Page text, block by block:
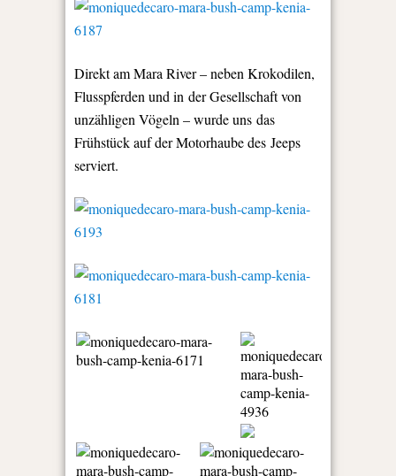
Direkt am Mara River – neben Krokodilen,
Flusspferden und in der Gesellschaft von
unzähligen Vögeln – wurde uns das
Frühstück auf der Motorhaube des Jeeps
serviert.